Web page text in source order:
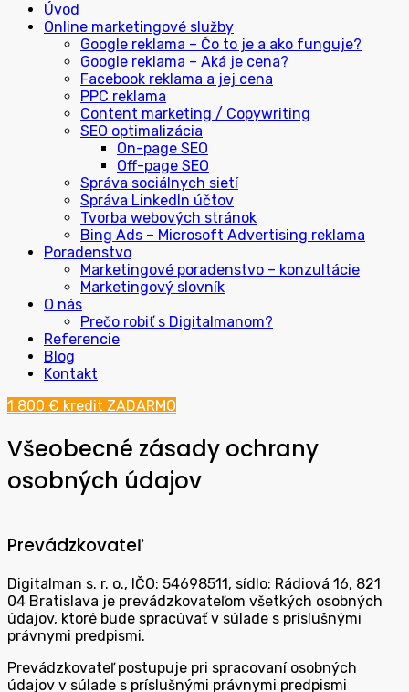
Úvod
Online marketingové služby
Google reklama – Čo to je a ako funguje?
Google reklama – Aká je cena?
Facebook reklama a jej cena
PPC reklama
Content marketing / Copywriting
SEO optimalizácia
On-page SEO
Off-page SEO
Správa sociálnych sietí
Správa LinkedIn účtov
Tvorba webových stránok
Bing Ads – Microsoft Advertising reklama
Poradenstvo
Marketingové poradenstvo – konzultácie
Marketingový slovník
O nás
Prečo robiť s Digitalmanom?
Referencie
Blog
Kontakt
1 800 € kredit ZADARMO
Všeobecné zásady ochrany
osobných údajov
Prevádzkovateľ
Digitalman s. r. o., IČO: 54698511, sídlo: Rádiová 16, 821
04 Bratislava je prevádzkovateľom všetkých osobných
údajov, ktoré bude spracúvať v súlade s príslušnými
právnymi predpismi.
Prevádzkovateľ postupuje pri spracovaní osobných
údajov v súlade s príslušnými právnymi predpismi